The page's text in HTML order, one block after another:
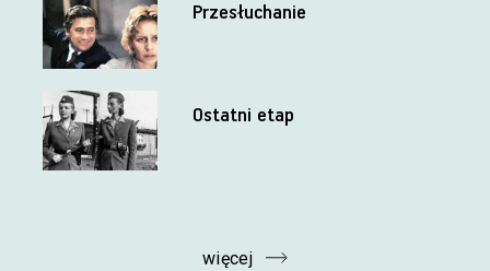
Przesłuchanie
Ostatni etap
więcej